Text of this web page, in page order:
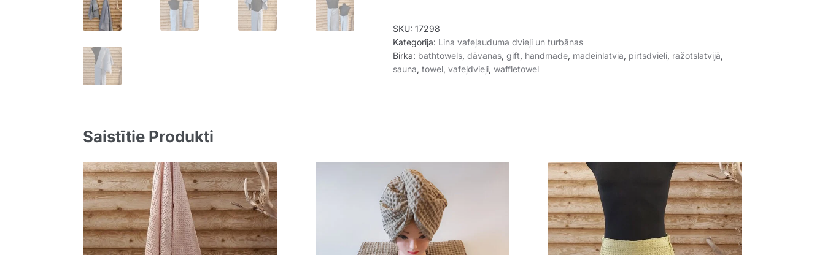
SKU:17298
Kategorija: Lina vafeļauduma dvieļi un turbānas
Birka: bathtowels,dāvanas,gift, handmade, madeinlatvia, pirtsdvieli, ražotslatvijā,
sauna,towel,vafeļdvieļi,waffletowel
Saistītie Produkti